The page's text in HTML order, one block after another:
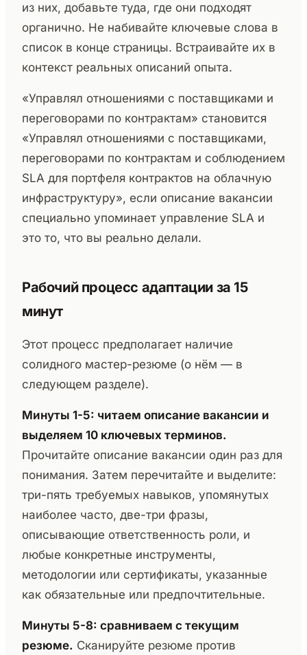
из них, добавьте туда, где они подходят
органично. Не набивайте ключевые слова в
список в конце страницы. Встраивайте их в
контекст реальных описаний опыта.
«Управлял отношениями с поставщиками и
переговорами по контрактам» становится
«Управлял отношениями с поставщиками,
переговорами по контрактам и соблюдением
SLA для портфеля контрактов на облачную
инфраструктуру», если описание вакансии
специально упоминает управление SLA и
это то, что вы реально делали.
Рабочий процесс адаптации за 15
минут
Этот процесс предполагает наличие
солидного мастер-резюме (о нём — в
следующем разделе).
Минуты 1-5: читаем описание вакансии и
выделяем 10 ключевых терминов.
Прочитайте описание вакансии один раз для
понимания. Затем перечитайте и выделите:
три-пять требуемых навыков, упомянутых
наиболее часто, две-три фразы,
описывающие ответственность роли, и
любые конкретные инструменты,
методологии или сертификаты, указанные
как обязательные или предпочтительные.
Минуты 5-8: сравниваем с текущим
резюме. Сканируйте резюме против